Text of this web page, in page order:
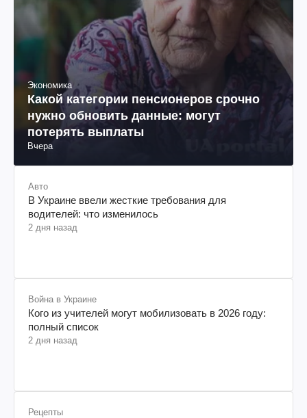
Экономика
Какой категории пенсионеров срочно
нужно обновить данные: могут
потерять выплаты
Вчера
Авто
В Украине ввели жесткие требования для
водителей: что изменилось
2 дня назад
Война в Украине
Кого из учителей могут мобилизовать в 2026 году:
полный список
2 дня назад
Рецепты